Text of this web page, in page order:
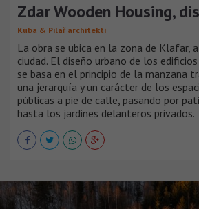
Zdar Wooden Housing,
Kuba & Pilař architekti
La obra se ubica en la zona de Klafar,
ciudad. El diseño urbano de los
se basa en el principio de la manzana
una jerarquía y un carácter de los
públicas a pie de calle, pasando por
hasta los jardines delanteros privados.